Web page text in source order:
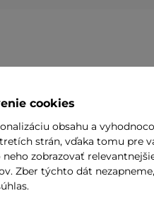
víkendový piknikv
ulicami mestas
ktorý poteší
nasadnúť
cookies
obsahu a
strán, vďaka tomu pre
zobrazovať
Zber týchto dát